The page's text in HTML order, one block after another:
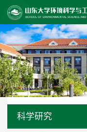
科学研究